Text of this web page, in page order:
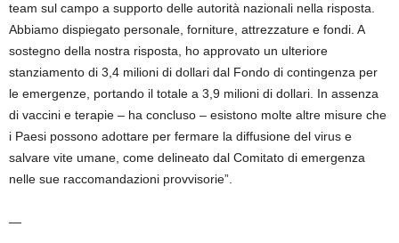
team sul campo a supporto delle autorità nazionali nella risposta.
Abbiamo dispiegato personale, forniture, attrezzature e fondi. A
sostegno della nostra risposta, ho approvato un ulteriore
stanziamento di 3,4 milioni di dollari dal Fondo di contingenza per
le emergenze, portando il totale a 3,9 milioni di dollari. In assenza
di vaccini e terapie – ha concluso – esistono molte altre misure che
i Paesi possono adottare per fermare la diffusione del virus e
salvare vite umane, come delineato dal Comitato di emergenza
nelle sue raccomandazioni provvisorie”.
—